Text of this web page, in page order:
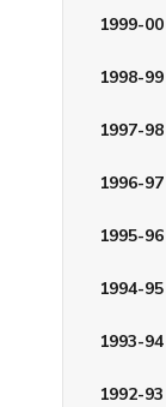
1999-00
1998-99
1997-98
1996-97
1995-96
1994-95
1993-94
1992-93